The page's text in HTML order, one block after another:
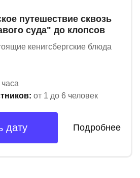
путешествие сквозь
суда" до клопсов
кенигсбергские блюда
часа
от 1 до 6 человек
дату Подробнее